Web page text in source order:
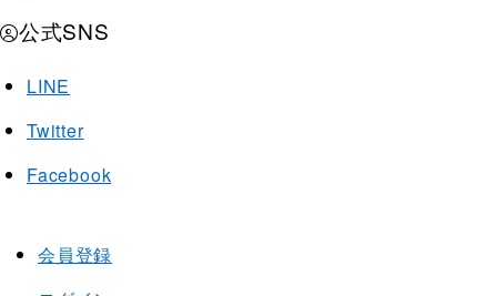
公式SNS
LINE
Twitter
Facebook
会員登録